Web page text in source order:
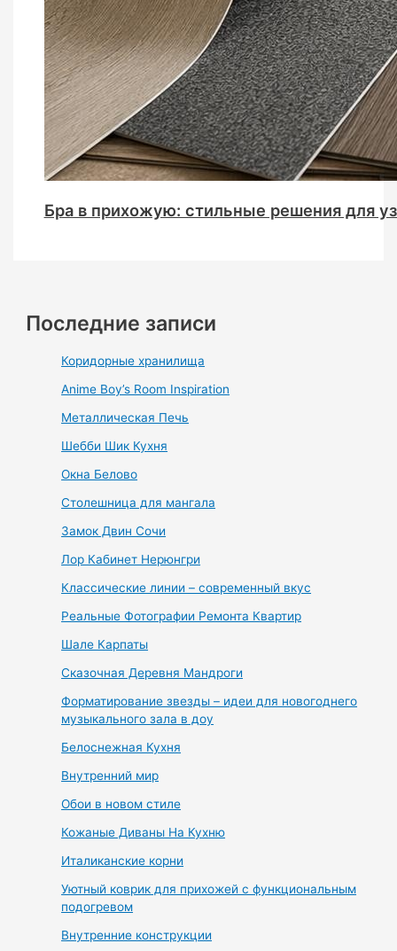
Бра в прихожую: стильные решения для
Последние записи
Коридорные хранилища
Anime Boy’s Room Inspiration
Металлическая Печь
Шебби Шик Кухня
Окна Белово
Столешница для мангала
Замок Двин Сочи
Лор Кабинет Нерюнгри
Классические линии – современный вкус
Реальные Фотографии Ремонта Квартир
Шале Карпаты
Сказочная Деревня Мандроги
Форматирование звезды – идеи для новогоднего
музыкального зала в доу
Белоснежная Кухня
Внутренний мир
Обои в новом стиле
Кожаные Диваны На Кухню
Италиканские корни
Уютный коврик для прихожей с функциональным
подогревом
Внутренние конструкции